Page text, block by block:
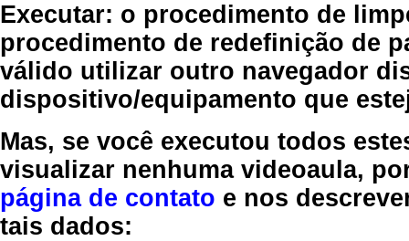
Executar: o procedimento de
procedimento de redefinição de
válido utilizar outro navegador
dispositivo/equipamento que
Mas, se você executou todos
visualizar nenhuma videoaula,
página de contato e nos
tais dados: